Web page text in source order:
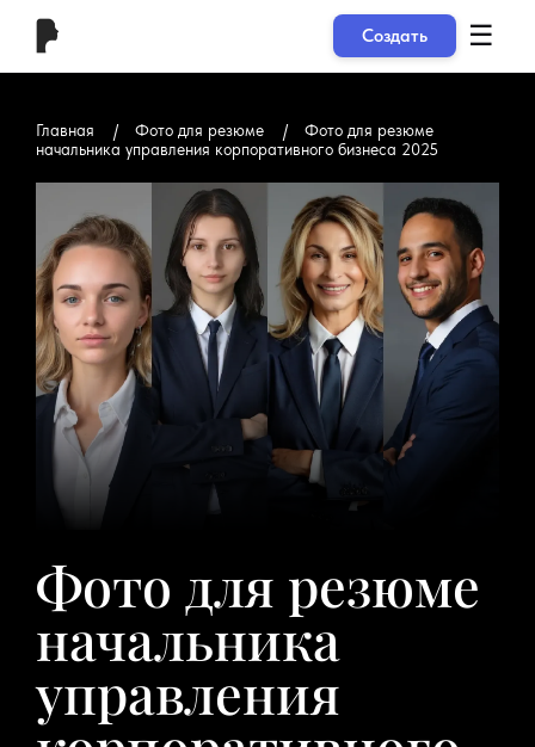
Создать ☰
Главная Фото для резюме
Фото для резюме
начальника управления корпоративного бизнеса 2025
Фото для резюме
начальника
управления